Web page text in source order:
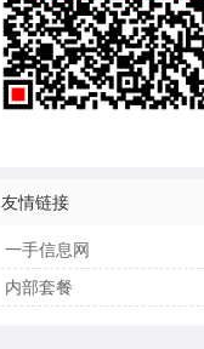
友情链接
一手信息网
内部套餐